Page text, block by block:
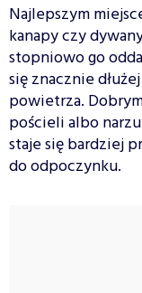
Najlepszym
kanapy czy
stopniowo go
się znacznie
powietrza.
pościeli albo
staje się bardziej
do odpoczynku.